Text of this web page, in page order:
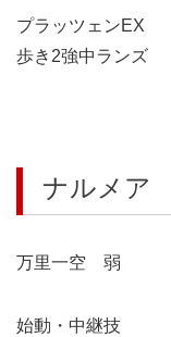
プラッツェンEX
歩き2強中ランズ
ナルメア
万里一空 弱
始動・中継技